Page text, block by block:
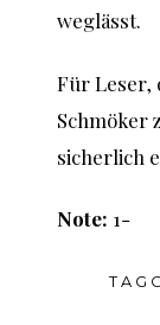
weglässt.
Für Leser,
Schmöker
sicherlich
Note: 1-